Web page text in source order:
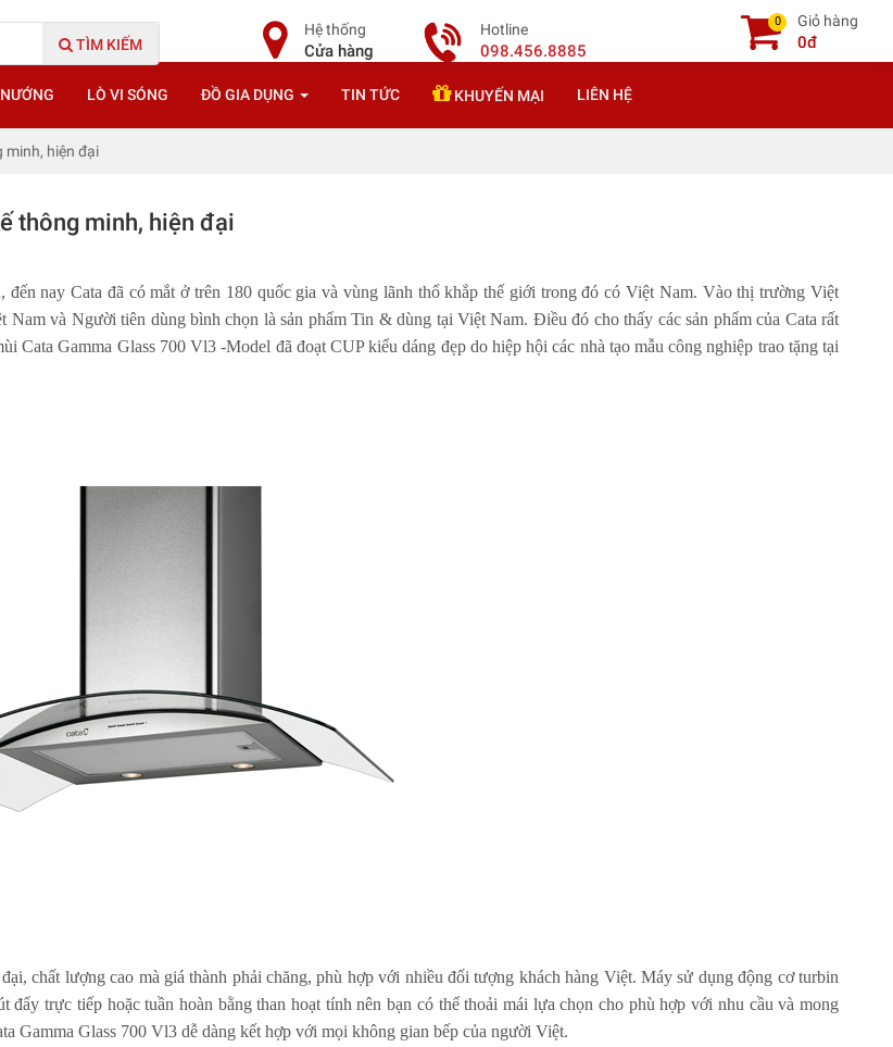
TÌM KIẾM
Hotline
098.456.8885
Hệ thống
Cửa hàng
0 Giỏ hàng
0đ
LÒ VI SÓNG ĐỒ GIA DỤNG TIN TỨC KHUYẾN MẠI LIÊN HỆ
minh, hiện đại
thông minh, hiện đại
nay Cata đã có mắt ở trên 180 quốc gia và vùng lãnh thổ khắp thế giới trong đó có Việt Nam. Vào thị trường Việt
và Người tiên dùng bình chọn là sản phẩm Tin & dùng tại Việt Nam. Điều đó cho thấy các sản phẩm của Cata rất
Cata Gamma Glass 700 Vl3-Model đã đoạt CUP kiểu dáng đẹp do hiệp hội các nhà tạo mẫu công nghiệp trao tặng tại
chất lượng cao mà giá thành phải chăng, phù hợp với nhiều đối tượng khách hàng Việt. Máy sử dụng động cơ turbin
trực tiếp hoặc tuần hoàn bằng than hoạt tính nên bạn có thể thoải mái lựa chọn cho phù hợp với nhu cầu và mong
Gamma Glass 700 Vl3 dễ dàng kết hợp với mọi không gian bếp của người Việt.